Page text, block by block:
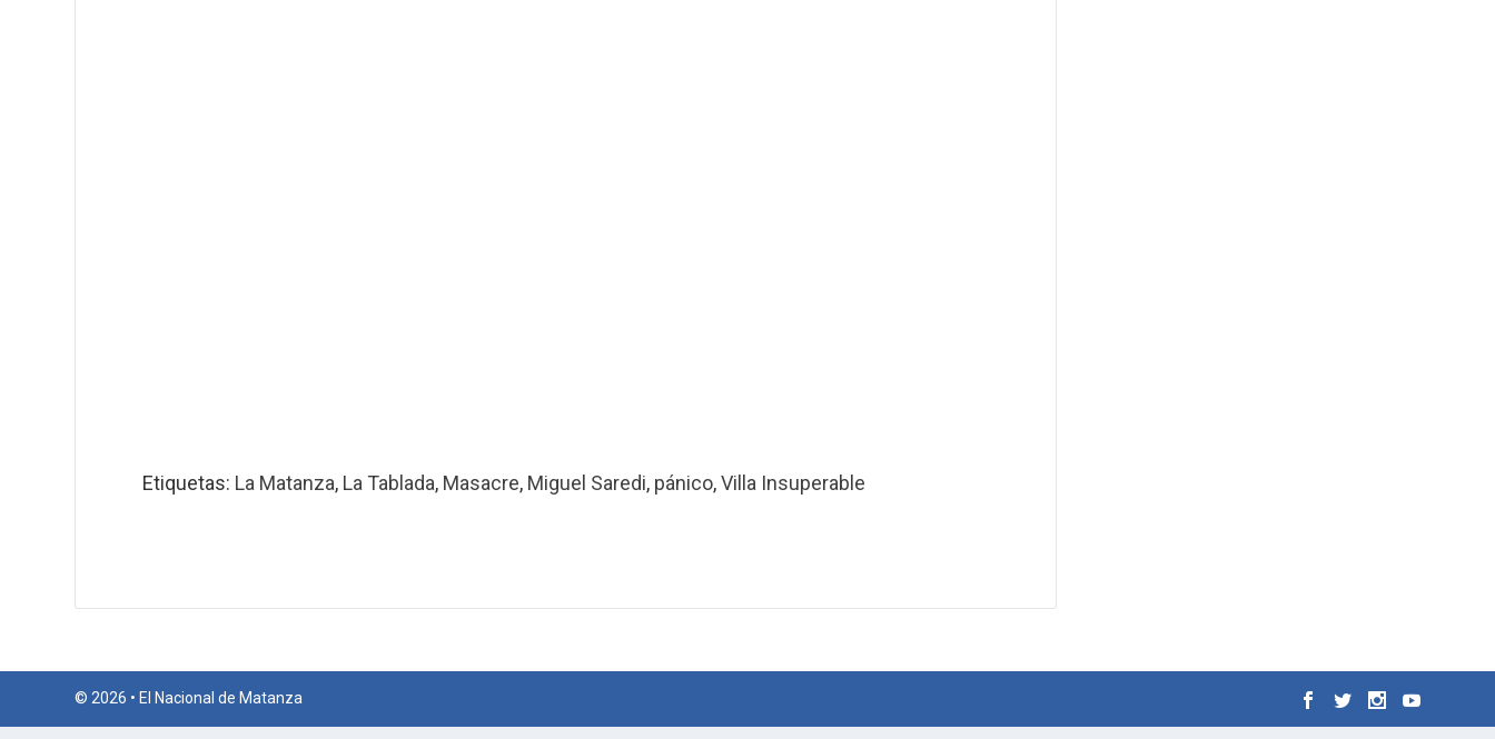
Etiquetas: La Matanza, La Tablada, Masacre, Miguel Saredi, pánico,Villa Insuperable
© 2026 • El Nacional de Matanza